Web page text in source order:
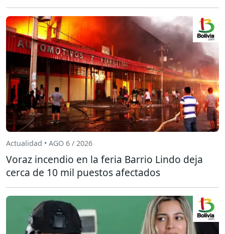
Actualidad • AGO 6 / 2026
Voraz incendio en la feria Barrio Lindo deja
cerca de 10 mil puestos afectados